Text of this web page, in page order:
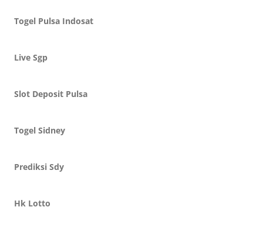
Togel Pulsa Indosat
Live Sgp
Slot Deposit Pulsa
Togel Sidney
Prediksi Sdy
Hk Lotto